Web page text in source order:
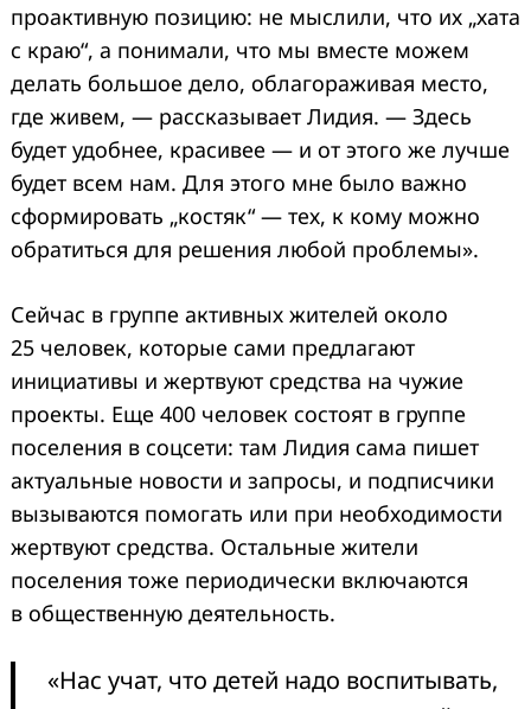
проактивную позицию: не мыслили, что их „хата
с краю“, а понимали, что мы вместе можем
делать большое дело, облагораживая место,
где живем, — рассказывает Лидия. — Здесь
будет удобнее, красивее — и от этого же лучше
будет всем нам. Для этого мне было важно
сформировать „костяк“ — тех, к кому можно
обратиться для решения любой проблемы».
Сейчас в группе активных жителей около
25 человек, которые сами предлагают
инициативы и жертвуют средства на чужие
проекты. Еще 400 человек состоят в группе
поселения в соцсети: там Лидия сама пишет
актуальные новости и запросы, и подписчики
вызываются помогать или при необходимости
жертвуют средства. Остальные жители
поселения тоже периодически включаются
в общественную деятельность.
«Нас учат, что детей надо воспитывать,